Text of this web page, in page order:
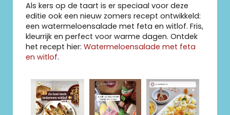
Als kers op de taart is er speciaal voor deze
editie ook een nieuw zomers recept ontwikkeld:
een watermeloensalade met feta en witlof. Fris,
kleurrijk en perfect voor warme dagen. Ontdek
het recept hier: Watermeloensalade met feta
en witlof.